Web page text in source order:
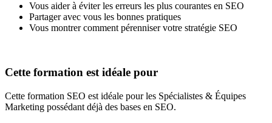
Vous aider à éviter les erreurs les plus courantes en SEO
Partager avec vous les bonnes pratiques
Vous montrer comment pérenniser votre stratégie SEO
Cette formation est idéale pour
Cette formation SEO est idéale pour les Spécialistes & Équipes
Marketing possédant déjà des bases en SEO.